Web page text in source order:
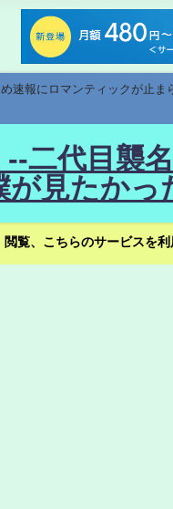
速報にロマンティックが止
二代目襲
見たかっ
覧、こちらのサービスを